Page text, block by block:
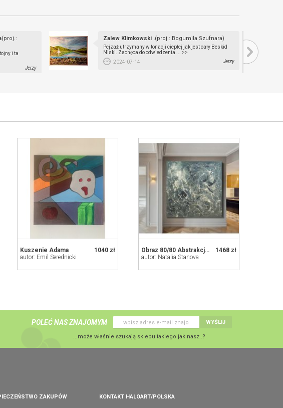
(proj.:
i ta
Jerzy
Zalew Klimkowski .(proj.: Bogumiła Szufnara)
Pejzaż utrzymany w tonacji ciepłej jak jest cały Beskid
Niski. Zachęca do odwiedzenia ... >>
2024-07-14
Jerzy
1040 zł
Kuszenie Adama
autor: Emil Serednicki
1468 zł
Obraz 80/80 Abstrakcja srebro
autor: Natalia Stanova
POLEĆ NAS ZNAJOMYM WYŚLIJ
...może właśnie szukają sklepu takiego jak nasz..?
ZAKUPÓW KONTAKT HALOART/POLSKA